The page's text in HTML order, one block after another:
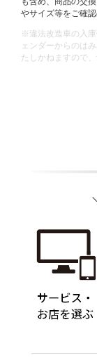
やサイズ等をご確
※違法改造車の入
ェンダーからのは
たしかねますので